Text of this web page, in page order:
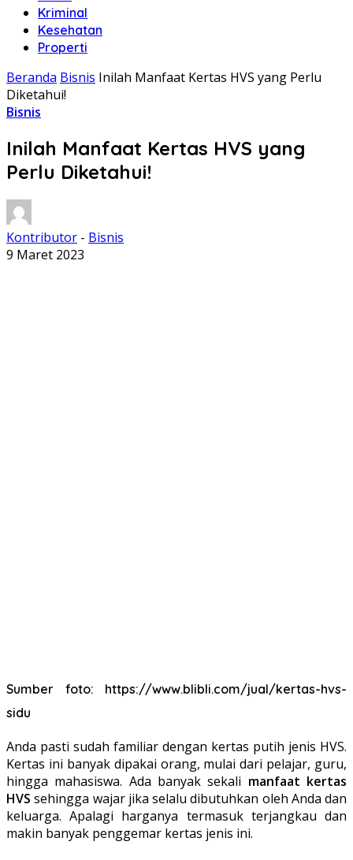
Kriminal
Kesehatan
Properti
Beranda Bisnis Inilah Manfaat Kertas HVS yang Perlu
Diketahui!
Bisnis
Inilah Manfaat Kertas HVS yang
Perlu Diketahui!
Kontributor - Bisnis
9 Maret 2023
Sumber foto: https://www.blibli.com/jual/kertas-hvs-
sidu
Anda pasti sudah familiar dengan kertas putih jenis HVS.
Kertas ini banyak dipakai orang, mulai dari pelajar, guru,
hingga mahasiswa. Ada banyak sekali manfaat kertas
HVSsehingga wajar jika selalu dibutuhkan oleh Anda dan
keluarga. Apalagi harganya termasuk terjangkau dan
makin banyak penggemar kertas jenis ini.